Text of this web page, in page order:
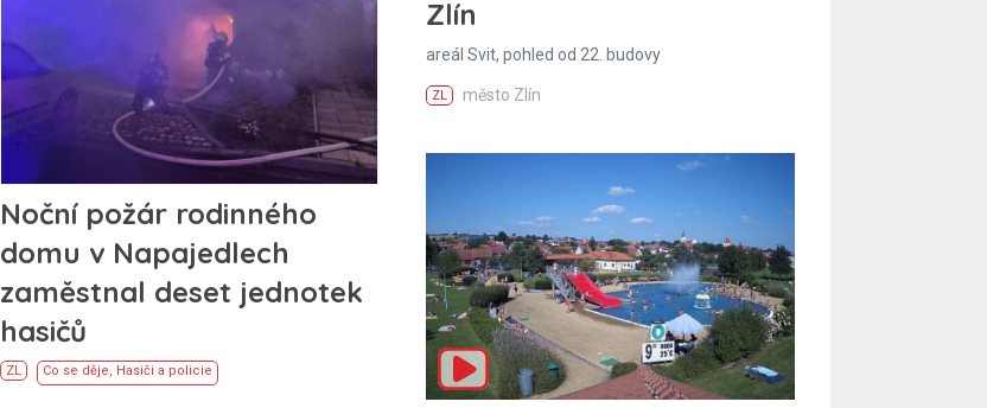
Noční požár rodinného
domu v Napajedlech
zaměstnal deset jednotek
hasičů
ZL Co se děje, Hasiči a policie
Zlín
areál Svit, pohled od 22. budovy
ZL město Zlín